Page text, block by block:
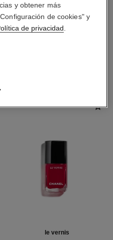
PERFECTA
le vernis
y obtener más
de cookies" y
de privacidad